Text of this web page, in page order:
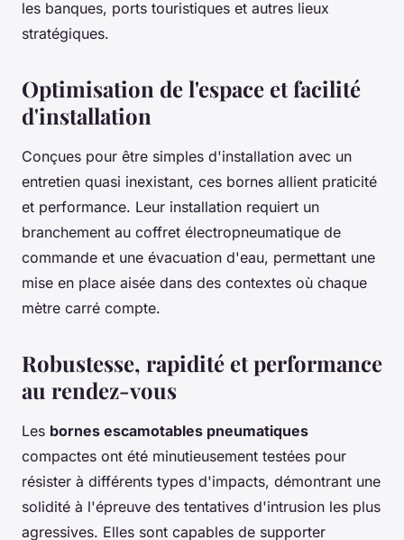
les banques, ports touristiques et autres lieux
stratégiques.
Optimisation de l'espace et facilité
d'installation
Conçues pour être simples d'installation avec un
entretien quasi inexistant, ces bornes allient praticité
et performance. Leur installation requiert un
branchement au coffret électropneumatique de
commande et une évacuation d'eau, permettant une
mise en place aisée dans des contextes où chaque
mètre carré compte.
Robustesse, rapidité et performance
au rendez-vous
Les bornes escamotables pneumatiques
compactes ont été minutieusement testées pour
résister à différents types d'impacts, démontrant une
solidité à l'épreuve des tentatives d'intrusion les plus
agressives. Elles sont capables de supporter